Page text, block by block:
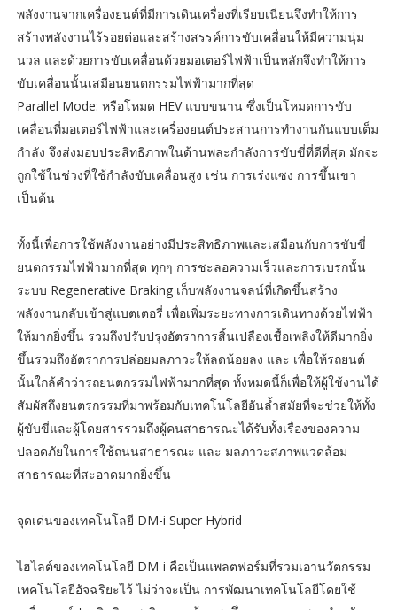
พลังงานจากเครื่องยนต์ที่มีการเดินเครื่องที่เรียบเนียนจึงทำให้การ
สร้างพลังงานไร้รอยต่อและสร้างสรรค์การขับเคลื่อนให้มีความนุ่ม
นวล และด้วยการขับเคลื่อนด้วยมอเตอร์ไฟฟ้าเป็นหลักจึงทำให้การ
ขับเคลื่อนนั้นเสมือนยนตกรรมไฟฟ้ามากที่สุด
Parallel Mode: หรือโหมด HEV แบบขนาน ซึ่งเป็นโหมดการขับ
เคลื่อนที่มอเตอร์ไฟฟ้าและเครื่องยนต์ประสานการทำงานกันแบบเต็ม
กำลัง จึงส่งมอบประสิทธิภาพในด้านพละกำลังการขับขี่ที่ดีที่สุด มักจะ
ถูกใช้ในช่วงที่ใช้กำลังขับเคลื่อนสูง เช่น การเร่งแซง การขึ้นเขา
เป็นต้น
ทั้งนี้เพื่อการใช้พลังงานอย่างมีประสิทธิภาพและเสมือนกับการขับขี่
ยนตกรรมไฟฟ้ามากที่สุด ทุกๆ การชะลอความเร็วและการเบรกนั้น
ระบบ Regenerative Braking เก็บพลังงานจลน์ที่เกิดขึ้นสร้าง
พลังงานกลับเข้าสู่แบตเตอรี่ เพื่อเพิ่มระยะทางการเดินทางด้วยไฟฟ้า
ให้มากยิ่งขึ้น รวมถึงปรับปรุงอัตราการสิ้นเปลืองเชื้อเพลิงให้ดีมากยิ่ง
ขึ้นรวมถึงอัตราการปล่อยมลภาวะให้ลดน้อยลง และ เพื่อให้รถยนต์
นั้นใกล้คำว่ารถยนตกรรมไฟฟ้ามากที่สุด ทั้งหมดนี้ก็เพื่อให้ผู้ใช้งานได้
สัมผัสถึงยนตรกรรมที่มาพร้อมกับเทคโนโลยีอันล้ำสมัยที่จะช่วยให้ทั้ง
ผู้ขับขี่และผู้โดยสารรวมถึงผู้คนสาธารณะได้รับทั้งเรื่องของความ
ปลอดภัยในการใช้ถนนสาธารณะ และ มลภาวะสภาพแวดล้อม
สาธารณะที่สะอาดมากยิ่งขึ้น
จุดเด่นของเทคโนโลยี DM-i Super Hybrid
ไฮไลต์ของเทคโนโลยี DM-i คือเป็นแพลตฟอร์มที่รวมเอานวัตกรรม
เทคโนโลยีอัจฉริยะไว้ ไม่ว่าจะเป็น การพัฒนาเทคโนโลยีโดยใช้